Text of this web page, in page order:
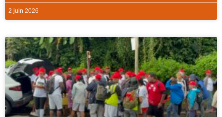
2 juin 2026